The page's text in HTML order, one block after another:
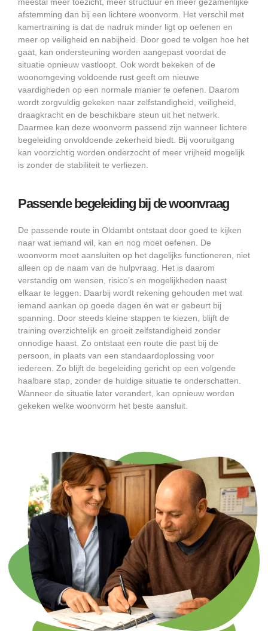
meestal meer toezicht, meer structuur en meer gezamenlijke
afstemming dan bij een lichtere woonvorm. Het verschil met
kamertraining is dat de nadruk minder ligt op oefenen en
meer op veiligheid en nabijheid. Door goed te volgen hoe het
gaat, kan ondersteuning worden aangepast voordat de
situatie opnieuw vastloopt. Ook wordt bekeken of de
woonomgeving voldoende rust geeft om nieuwe
vaardigheden op een normale manier te oefenen. Daarom
wordt zorgvuldig gekeken naar zelfstandigheid, veiligheid,
draagkracht en de beschikbare steun uit het netwerk.
Daarmee kan deze woonvorm passend zijn wanneer lichtere
begeleiding onvoldoende zekerheid biedt. Bij vooruitgang
kan voorzichtig worden onderzocht of meer vrijheid mogelijk
is zonder de stabiliteit te verliezen.
Passende begeleiding bij de woonvraag
De passende route in Oldambt ontstaat door goed te kijken
naar wat iemand wil, kan en nog moet oefenen. De
woonvorm moet aansluiten op het dagelijks functioneren, niet
alleen op de naam van de hulpvraag. Het is daarom
verstandig om wensen, risico’s en mogelijkheden naast
elkaar te leggen. Daarbij wordt rekening gehouden met wat
iemand aankan op goede dagen én wat er gebeurt bij
spanning. Door steeds kleine stappen te kiezen, blijft de
training overzichtelijk en groeit zelfstandigheid zonder
onnodige haast. Zo ontstaat een route die past bij de
persoon, in plaats van een standaardoplossing voor
iedereen. Zo blijft de begeleiding gericht op een volgende
haalbare stap, zonder de huidige situatie te onderschatten.
Wanneer de situatie later verandert, kan opnieuw worden
gekeken welke woonvorm het beste aansluit.